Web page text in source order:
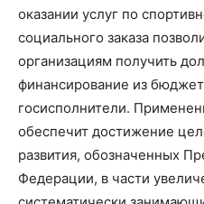
оказании услуг по
социального заказа
организациям получить
финансирование из
госисполнители.
обеспечит достижение
развития, обозначенных
Федерации, в части